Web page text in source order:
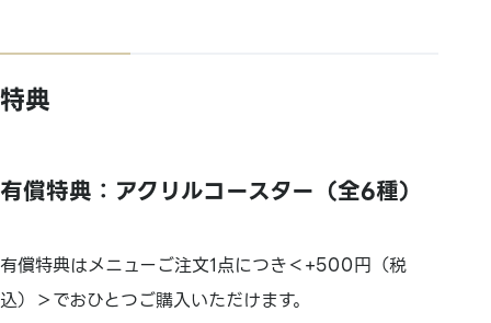
特典
有償特典：アクリルコースター（全6種）
有償特典はメニューご注文1点につき＜+500円（税
込）＞でおひとつご購入いただけます。